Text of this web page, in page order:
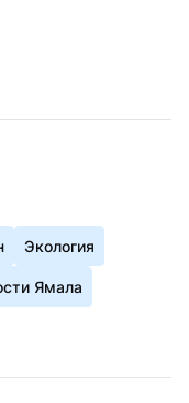
Экология
Ямала